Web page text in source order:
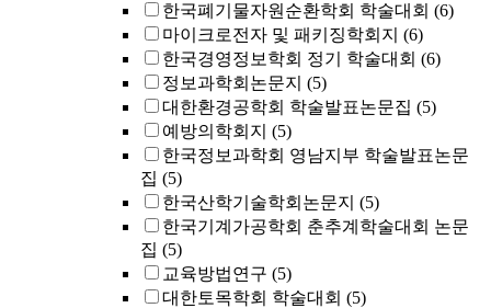
한국폐기물자원순환학회 학술대회 (6)
마이크로전자 및 패키징학회지 (6)
한국경영정보학회 정기 학술대회 (6)
정보과학회논문지 (5)
대한환경공학회 학술발표논문집 (5)
예방의학회지 (5)
한국정보과학회 영남지부 학술발표논문
집 (5)
한국산학기술학회논문지 (5)
한국기계가공학회 춘추계학술대회 논문
집 (5)
교육방법연구 (5)
대한토목학회 학술대회 (5)